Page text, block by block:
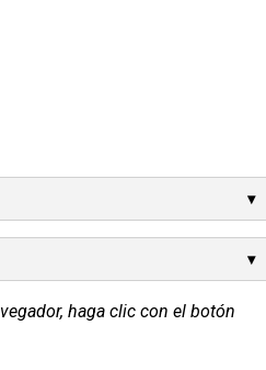
haga clic con el botón